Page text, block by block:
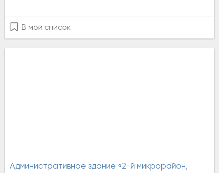
В мой список
Административное здание «2-й микрорайон,